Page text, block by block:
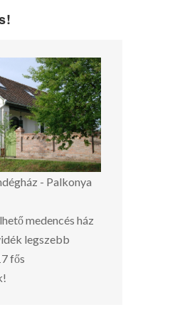
- Palkonya
medencés ház
legszebb
fős